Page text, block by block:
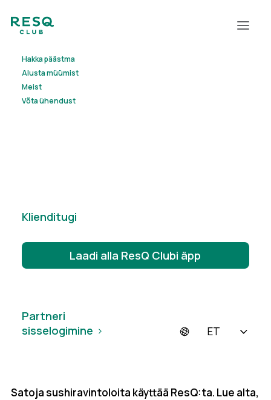
Hakka päästma
Alusta müümist
Meist
Võta ühendust
Klienditugi
Laadi alla ResQ Clubi äpp
ET
Partneri
sisselogimine
"ResQ auttaa meitä pitämään
buffetpöytämme tuoreena ja
Satoja sushiravintoloita käyttää ResQ:ta. Lue alta,